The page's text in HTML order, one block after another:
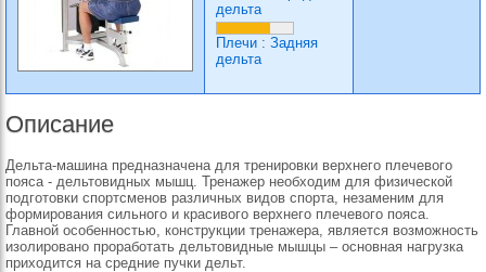
дельта
Плечи : Задняя
дельта
Описание
Дельта-машина предназначена для тренировки верхнего плечевого
пояса - дельтовидных мышц. Тренажер необходим для физической
подготовки спортсменов различных видов спорта, незаменим для
формирования сильного и красивого верхнего плечевого пояса.
Главной особенностью, конструкции тренажера, является возможность
изолировано проработать дельтовидные мышцы – основная нагрузка
приходится на средние пучки дельт.